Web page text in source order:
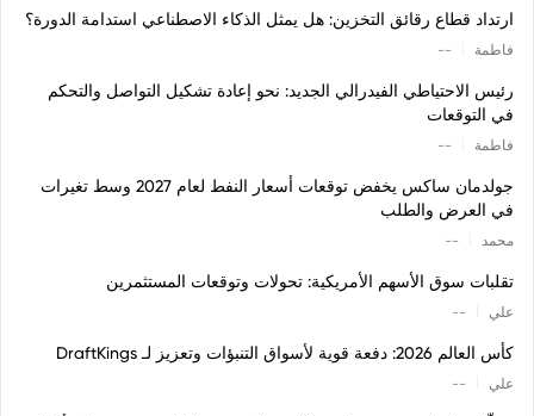
ارتداد قطاع رقائق التخزين: هل يمثل الذكاء الاصطناعي استدامة الدورة؟
فاطمة --
رئيس الاحتياطي الفيدرالي الجديد: نحو إعادة تشكيل التواصل والتحكم
في التوقعات
فاطمة --
جولدمان ساكس يخفض توقعات أسعار النفط لعام 2027 وسط تغيرات
في العرض والطلب
محمد --
تقلبات سوق الأسهم الأمريكية: تحولات وتوقعات المستثمرين
علي --
كأس العالم 2026: دفعة قوية لأسواق التنبؤات وتعزيز لـ DraftKings
علي --